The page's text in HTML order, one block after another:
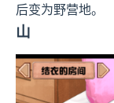
后变为野营地。
山